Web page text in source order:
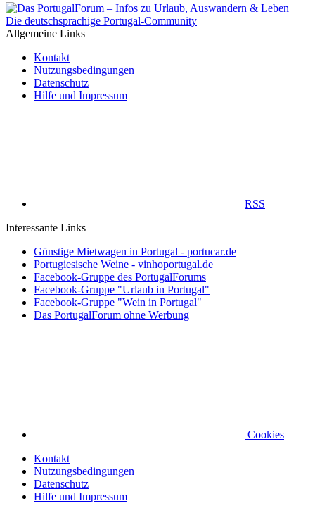
Die deutschsprachige Portugal-Community
Allgemeine Links
Kontakt
Nutzungsbedingungen
Datenschutz
Hilfe und Impressum
RSS
Interessante Links
Günstige Mietwagen in Portugal - portucar.de
Portugiesische Weine - vinhoportugal.de
Facebook-Gruppe des PortugalForums
Facebook-Gruppe "Urlaub in Portugal"
Facebook-Gruppe "Wein in Portugal"
Das PortugalForum ohne Werbung
Cookies
Kontakt
Nutzungsbedingungen
Datenschutz
Hilfe und Impressum